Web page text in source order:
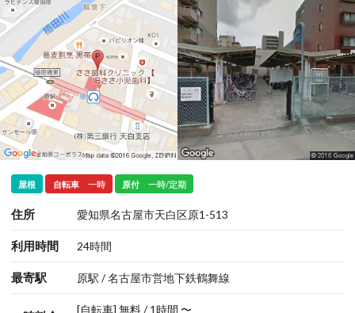
屋根 自転車 一時 原付 一時/定期
住所 愛知県名古屋市天白区原1-513
利用時間 24時間
最寄駅 原駅 / 名古屋市営地下鉄鶴舞線
[自転車] 無料 / 1時間 〜